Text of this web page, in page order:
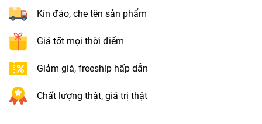
Kín đáo, che tên sản phẩm
Giá tốt mọi thời điểm
Giảm giá, freeship hấp dẫn
Chất lượng thật, giá trị thật